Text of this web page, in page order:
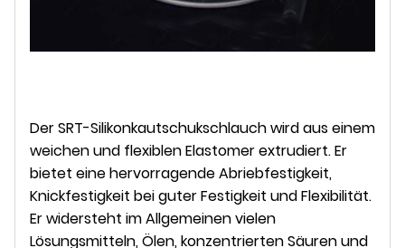
Der SRT-Silikonkautschukschlauch wird aus einem
weichen und flexiblen Elastomer extrudiert. Er
bietet eine hervorragende Abriebfestigkeit,
Knickfestigkeit bei guter Festigkeit und Flexibilität.
Er widersteht im Allgemeinen vielen
Lösungsmitteln, Ölen, konzentrierten Säuren und